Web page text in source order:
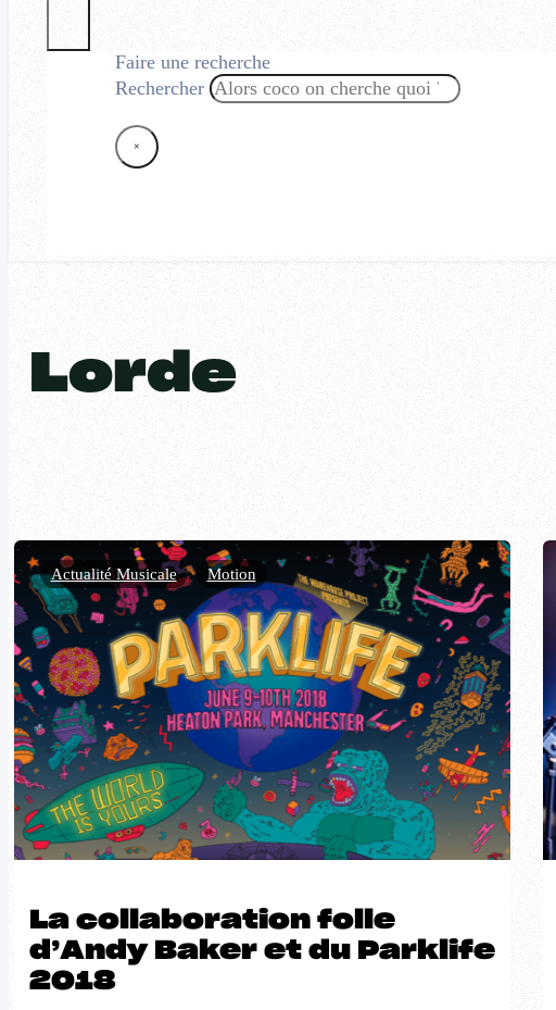
Faire une recherche
Rechercher
×
Lorde
La collaboration folle
d’Andy Baker et du Parklife
2018
Actualité Musicale , Motion